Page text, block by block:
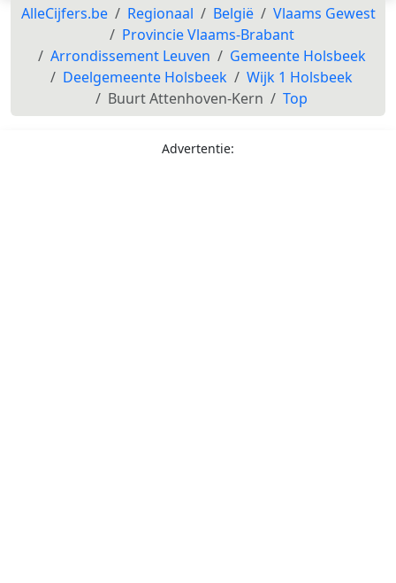
AlleCijfers.be Regionaal België
Vlaams Gewest
Provincie Vlaams-Brabant
Arrondissement Leuven
Gemeente Holsbeek
Deelgemeente Holsbeek
Wijk 1 Holsbeek
Buurt Attenhoven-Kern
Top
Advertentie: